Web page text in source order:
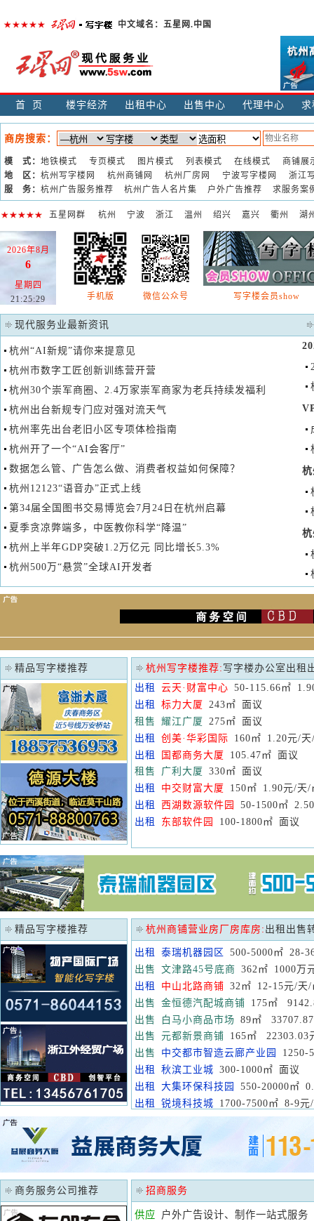
中文域名： 五星网.中国
首页 楼宇经济 出租中心 出售中心 代理中心 求
商房搜索：
模 式： 地铁模式 专页模式 图片模式 列表模式 在线模式
商铺展
地 区： 杭州写字楼网 杭州商铺网 杭州厂房网 宁波写字楼网
浙江
服 务： 杭州广告服务推荐 杭州广告人名片集 户外广告推荐 求服务案
五星网群 杭州 宁波 浙江 温州 绍兴 嘉兴 衢州 湖
2026年8月
6
星期四
21:25:30
手机版 微信公众号 写字楼会员show
现代服务业最新资讯
杭州“AI新规”请你来提意见
杭州市数字工匠创新训练营开营
杭州30个崇军商圈、2.4万家崇军商家为老兵持续发福利
杭州出台新规专门应对强对流天气
杭州率先出台老旧小区专项体检指南
杭州开了一个“AI会客厅”
数据怎么管、广告怎么做、消费者权益如何保障？
杭州12123“语音办”正式上线
第34届全国图书交易博览会7月24日在杭州启幕
夏季贪凉弊端多，中医教你科学“降温”
杭州上半年GDP突破1.2万亿元 同比增长5.3%
杭州500万“悬赏”全球AI开发者
精品写字楼推荐 杭州写字楼推荐: 写字楼办公室出租
出租
云天·财富中心 50-115.66㎡
出租
标力大厦
243㎡ 面议
租售
耀江广厦
275㎡ 面议
出租
创美·华彩国际 160㎡ 1.20元/天
出租
国都商务大厦 105.47㎡ 面议
租售
广利大厦
330㎡ 面议
出租
中交财富大厦
150㎡ 1.90元/天/
出租
西湖数源软件园
50-1500㎡
出租
东部软件园 100-1800㎡ 面议
精品写字楼推荐 杭州商铺营业房厂房库房: 出租出售
出租 泰瑞机器园区
500-5000㎡ 28-
出售
文津路45号底商 362㎡ 1000万
出租
中山北路商铺 32㎡ 12-15元/天
出售
金恒德汽配城商铺 175㎡
出售
白马小商品市场 89㎡
出售
元都新景商铺 165㎡ 22303.03
出售
中交都市智造云廊产业园
1250-
出租
秋滨工业城 300-1000㎡ 面议
出租
大集环保科技园
550-20000㎡
出租
锐境科技城 1700-7500㎡ 8-9元
商务服务公司推荐 招商服务
供应 户外广告设计、制作一站式服务